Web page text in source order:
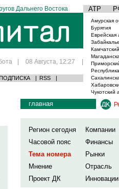
Дальнего Востока АТР
| 08 Августа, 12:27 |
| RSS |
Амурская
Бурятия
Еврейская
Чукотский
главная
Регион сегодня
Компании
Часовой пояс
Финансы
Тема номера
Рынки
Мнение
Отрасль
Проект ДК
Инновации